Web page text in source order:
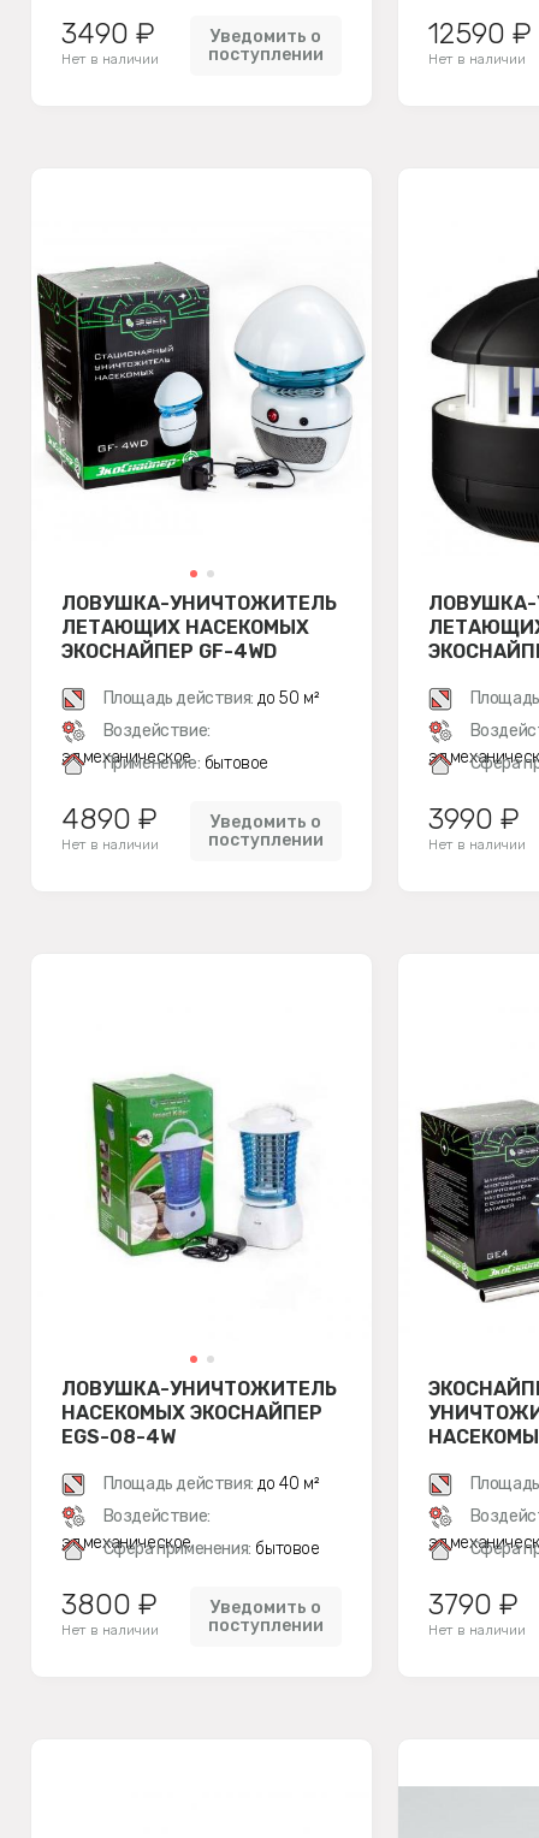
3490 ₽
Нет в наличии
Уведомить о
поступлении
12590 ₽
Нет в наличии
ЛОВУШКА-УНИЧТОЖИТЕЛЬ
ЛЕТАЮЩИХ НАСЕКОМЫХ
ЭКОСНАЙПЕР GF-4WD
Площадь действия: до 50 м²
Воздействие:
эл.механическое
Применение: бытовое
4890 ₽
Нет в наличии
Уведомить о
поступлении
Сфера
3990 ₽
Нет в наличии
ЛОВУШКА-УНИЧТОЖИТЕЛЬ
НАСЕКОМЫХ ЭКОСНАЙПЕР
EGS-08-4W
Площадь действия: до 40 м²
Воздействие:
эл.механическое
Сфера применения: бытовое
3800 ₽
Нет в наличии
Уведомить о
поступлении
Сфера
3790 ₽
Нет в наличии